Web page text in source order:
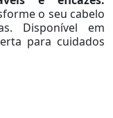
o seu cabelo
Disponível em
para cuidados